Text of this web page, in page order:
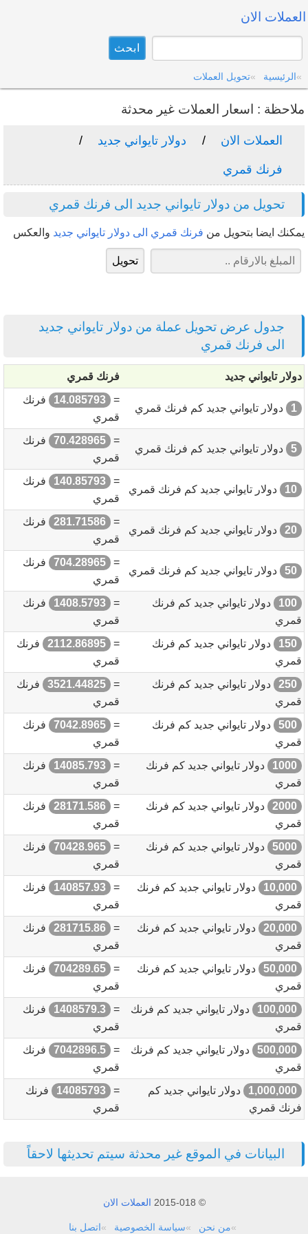
العملات الان
الرئيسية تحويل العملات
ملاحظة : اسعار العملات غير محدثة
العملات الان دولار تايواني جديد
فرنك قمري
تحويل من دولار تايواني جديد الى فرنك قمري
يمكنك ايضا بتحويل من فرنك قمري الى دولار تايواني جديد والعكس
جدول عرض تحويل عملة من دولار تايواني جديد
الى فرنك قمري
دولار تايواني جديد فرنك قمري
1 دولار تايواني جديد كم فرنك قمري
=
14.085793
فرنك
قمري
5 دولار تايواني جديد كم فرنك قمري
=
70.428965
فرنك
قمري
10 دولار تايواني جديد كم فرنك قمري
=
140.85793
فرنك
قمري
20 دولار تايواني جديد كم فرنك قمري
=
281.71586
فرنك
قمري
50 دولار تايواني جديد كم فرنك قمري
=
704.28965
فرنك
قمري
100
دولار تايواني جديد كم فرنك
قمري
=
1408.5793
فرنك
قمري
150
دولار تايواني جديد كم فرنك
قمري
=
2112.86895
فرنك
قمري
250
دولار تايواني جديد كم فرنك
قمري
=
3521.44825
فرنك
قمري
500
دولار تايواني جديد كم فرنك
قمري
=
7042.8965
فرنك
قمري
1000
دولار تايواني جديد كم فرنك
قمري
=
14085.793
فرنك
قمري
2000
دولار تايواني جديد كم فرنك
قمري
=
28171.586
فرنك
قمري
5000
دولار تايواني جديد كم فرنك
قمري
=
70428.965
فرنك
قمري
10,000
دولار تايواني جديد كم فرنك
قمري
=
140857.93
فرنك
قمري
20,000
دولار تايواني جديد كم فرنك
قمري
=
281715.86
فرنك
قمري
50,000
دولار تايواني جديد كم فرنك
قمري
=
704289.65
فرنك
قمري
100,000
دولار تايواني جديد كم فرنك
قمري
=
1408579.3
فرنك
قمري
500,000
دولار تايواني جديد كم فرنك
قمري
=
7042896.5
فرنك
قمري
1,000,000
دولار تايواني جديد كم
فرنك قمري
=
14085793
فرنك
قمري
البيانات في الموقع غير محدثة سيتم تحديثها لاحقاً
© 2015-018 العملات الان
من نحن سياسة الخصوصية اتصل بنا